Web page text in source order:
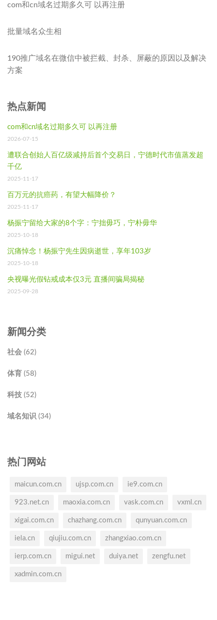
com和cn域名过期多久可 以再注册
批量域名众生相
190推广域名在微信中被拦截、封杀、屏蔽的原因以及解决
方案
热点新闻
com和cn域名过期多久可 以再注册
2026-07-15
遭联合创始人百亿级减持后首个交易日，宁德时代市值蒸发超
千亿
2025-11-17
百万元的抗癌药，有望大幅降价？
2025-11-17
杨振宁留给大家的8个字：宁拙毋巧，宁朴毋华
2025-10-18
沉痛悼念！杨振宁先生因病逝世，享年103岁
2025-10-18
央视曝光假钻戒成本仅3元 直播间骗局揭秘
2025-09-28
新闻分类
社会 (62)
体育 (58)
科技 (52)
域名知识 (34)
热门网站
maicun.com.cn ujsp.com.cn ie9.com.cn
923.net.cn maoxia.com.cn vask.com.cn vxml.cn
xigai.com.cn chazhang.com.cn qunyuan.com.cn
iela.cn qiujiu.com.cn zhangxiao.com.cn
ierp.com.cn migui.net duiya.net zengfu.net
xadmin.com.cn